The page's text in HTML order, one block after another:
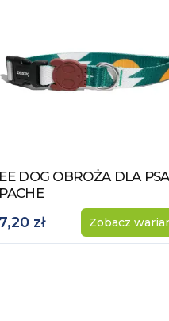
produkt
DOG OBROŻA DLA PSA
zł Zobacz